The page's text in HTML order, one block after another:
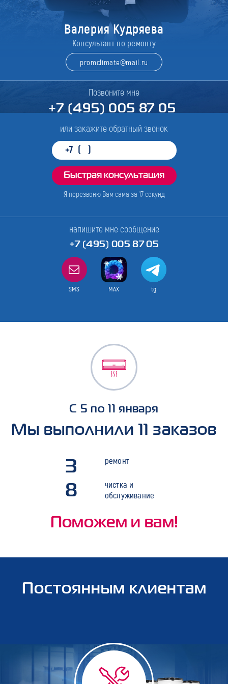
Валерия Кудряева
Консультант по ремонту
promclimate@mail.ru
Позвоните мне
+7 (495) 005 87 05
или закажите обратный звонок
Я перезвоню Вам сама за 17секунд
напишите мне сообщение
+7 (495) 005 87 05
SMS MAX tg
С 5 по 11 января
Мы выполнили 11 заказов
3 ремонт
8
чистка и
обслуживание
Поможем и вам!
Постоянным клиентам